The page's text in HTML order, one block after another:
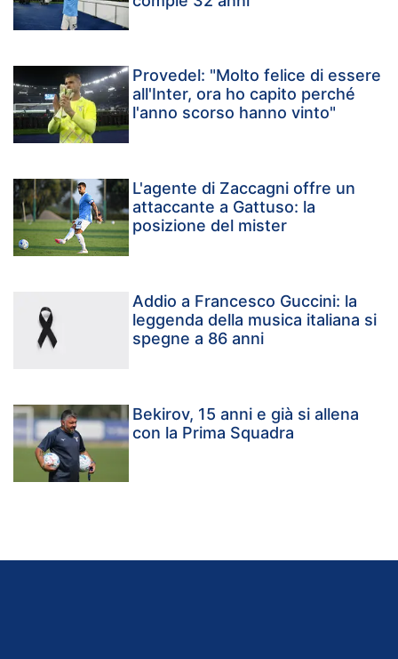
Provedel: "Molto felice di essere
all'Inter, ora ho capito perché
l'anno scorso hanno vinto"
L'agente di Zaccagni offre un
attaccante a Gattuso: la
posizione del mister
Addio a Francesco Guccini: la
leggenda della musica italiana si
spegne a 86 anni
Bekirov, 15 anni e già si allena
con la Prima Squadra